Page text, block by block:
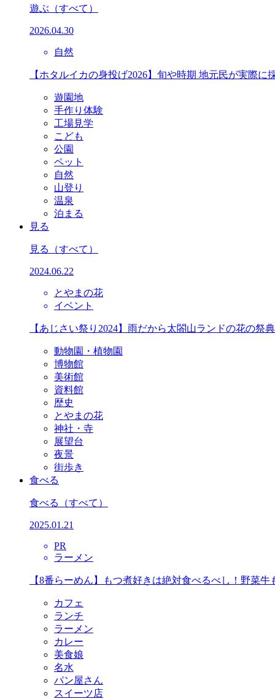
遊ぶ （すべて）
2026.04.30
自然
【ホタルイカの身投げ2026】旬や時期 地元民が実際に
遊園地
手作り体験
工場見学
こども
公園
ペット
自然
山登り
温泉
泊まる
見る
見る （すべて）
2024.06.22
とやまの花
イベント
【あじさい祭り2024】雨だから太閤山ランドの花の祭
動物園・植物園
博物館
美術館
資料館
歴史
とやまの花
神社・寺
展望台
夜景
街歩き
食べる
食べる （すべて）
2025.01.21
PR
ラーメン
【8番らーめん】もつ煮好きは絶対食べるべし！野菜
カフェ
ランチ
ラーメン
カレー
美食娘
名水
パン屋さん
スイーツ店